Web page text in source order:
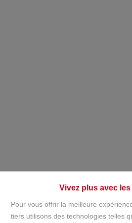
Vivez plus avec
Pour vous offrir la meilleure
tiers utilisons des technologies telles